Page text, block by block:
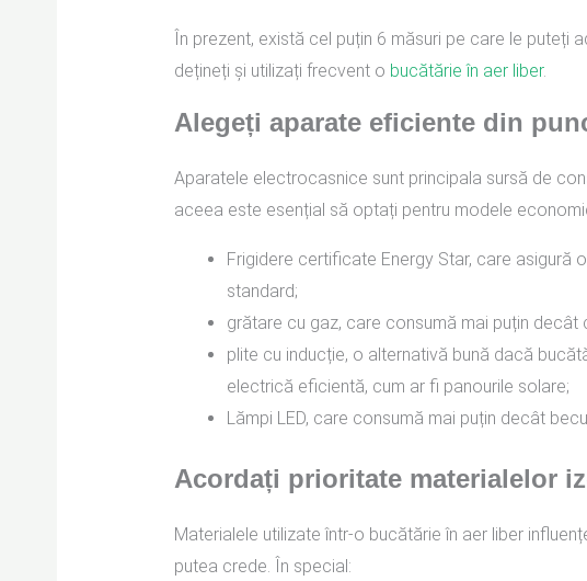
În prezent, există cel puțin 6 măsuri pe care le puteți
dețineți și utilizați frecvent o bucătărie în aer liber.
Alegeți aparate eficiente din
Aparatele electrocasnice sunt principala sursă de
aceea este esențial să optați pentru modele
Frigidere certificate Energy Star, care asigură
standard;
grătare cu gaz, care consumă mai puțin decât
plite cu inducție, o alternativă bună dacă
electrică eficientă, cum ar fi panourile solare;
Lămpi LED, care consumă mai puțin decât
Acordați prioritate materialelor
Materialele utilizate într-o bucătărie în aer liber
putea crede. În special: